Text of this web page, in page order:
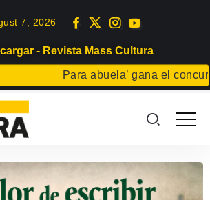
- Revista Mass Cultura
Para abuela’ gana el
7, 2026